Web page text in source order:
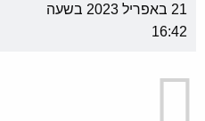
21 באפריל 2023 בשעה
16:42